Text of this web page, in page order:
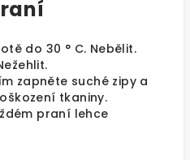
do 30 ° C. Nebělit.
zapněte suché zipy a
tkaniny.
praní lehce